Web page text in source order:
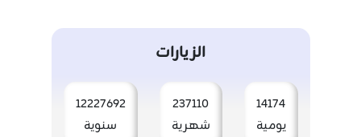
الزيارات
14174
يومية
237110
شهرية
12227692
سنوية